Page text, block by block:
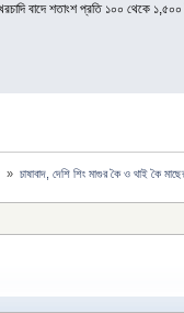
বাদে শতাংশ প্রতি ১০০ থেকে
» চাষাবাদ, দেশি শিং মাগুর কৈ ও থাই কৈ